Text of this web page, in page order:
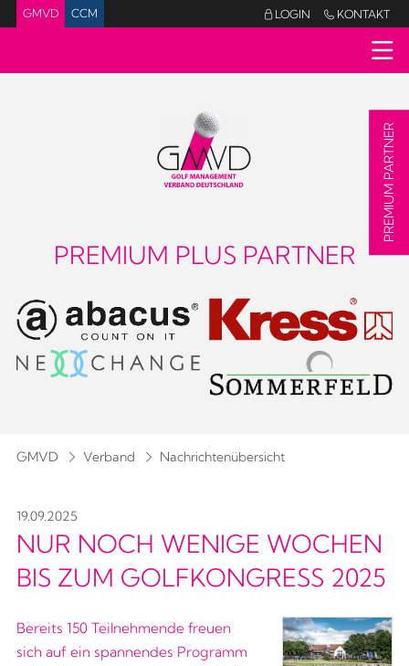
GMVD CCM LOGIN  KONTAKT
PREMIUM PLUS PARTNER
GMVD Verband Nachrichtenübersicht
19.09.2025
NUR NOCH WENIGE WOCHEN
BIS ZUM GOLFKONGRESS 2025
Bereits 150 Teilnehmende freuen
sich auf ein spannendes Programm
PREMIUM PARTNER